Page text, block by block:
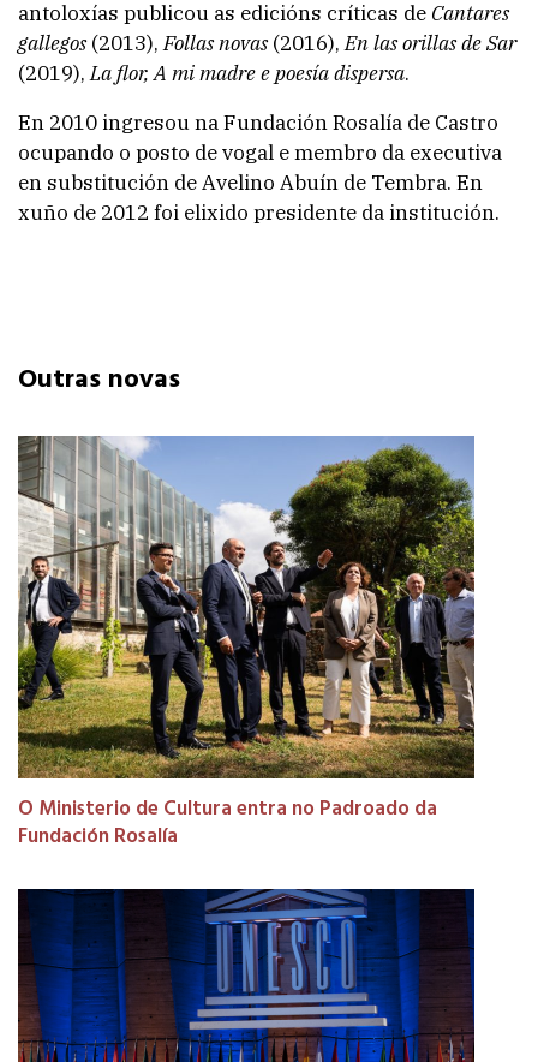
antoloxías publicou as edicións críticas de Cantares
gallegos(2013),Follas novas(2016),En las orillas de Sar
(2019),La flor, A mi madre e poesía dispersa.
En 2010 ingresou na Fundación Rosalía de Castro
ocupando o posto de vogal e membro da executiva
en substitución de Avelino Abuín de Tembra. En
xuño de 2012 foi elixido presidente da institución.
Outras novas
O Ministerio de Cultura entra no Padroado da
Fundación Rosalía